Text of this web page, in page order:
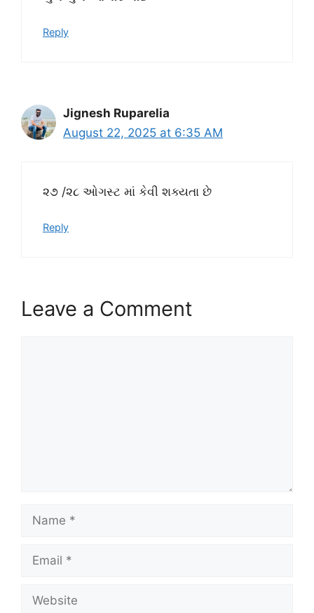
Reply
Jignesh Ruparelia
August 22, 2025 at 6:35 AM
૨૭ /૨૮ ઓગસ્ટ માં કેવી શક્યતા છે
Reply
Leave a Comment